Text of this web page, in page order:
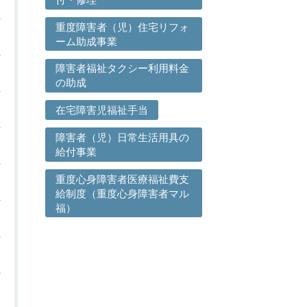
重度障害者（児）住宅リフォ
ーム助成事業
障害者福祉タクシー利用料金
の助成
在宅障害児福祉手当
障害者（児）日常生活用具の
給付事業
重度心身障害者医療福祉費支
給制度（重度心身障害者マル
福）